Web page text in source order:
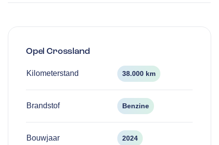
Opel Crossland
Kilometerstand 38.000 km
Brandstof Benzine
Bouwjaar 2024